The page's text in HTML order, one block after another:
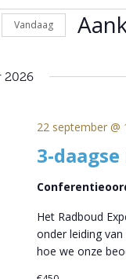
Vandaag
2026
3-
22 september @
Het Radboud
onder leiding
hoe we onze